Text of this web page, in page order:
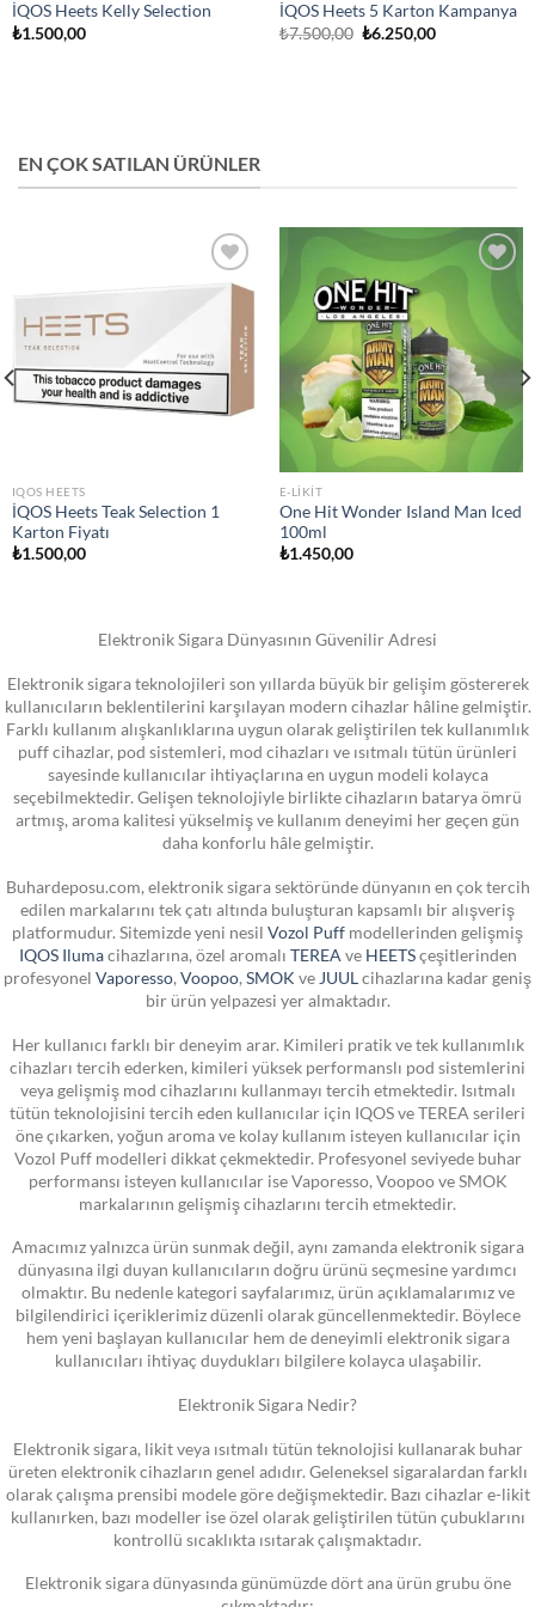
İQOS Heets Kelly Selection
₺1.500,00
İQOS Heets 5 Karton Kampanya
₺7.500,00 Orijinal
₺6.250,00Şu
EN ÇOK SATILAN ÜRÜNLER
Add to
IQOS HEETS
İQOS Heets Teak Selection 1
Karton Fiyatı
₺1.500,00
wishlist
E-LIKIT
One Hit Wonder Island Man Iced
100ml
₺1.450,00
Elektronik Sigara Dünyasının Güvenilir Adresi
Elektronik sigara teknolojileri son yıllarda büyük bir gelişim göstererek
kullanıcıların beklentilerini karşılayan modern cihazlar hâline gelmiştir.
Farklı kullanım alışkanlıklarına uygun olarak geliştirilen tek kullanımlık
puff cihazlar, pod sistemleri, mod cihazları ve ısıtmalı tütün ürünleri
sayesinde kullanıcılar ihtiyaçlarına en uygun modeli kolayca
seçebilmektedir. Gelişen teknolojiyle birlikte cihazların batarya ömrü
artmış, aroma kalitesi yükselmiş ve kullanım deneyimi her geçen gün
daha konforlu hâle gelmiştir.
Buhardeposu.com, elektronik sigara sektöründe dünyanın en çok tercih
edilen markalarını tek çatı altında buluşturan kapsamlı bir alışveriş
platformudur. Sitemizde yeni nesil Vozol Puff modellerinden gelişmiş
IQOS Ilumacihazlarına, özel aromalı TEREA ve HEETSçeşitlerinden
profesyonel Vaporesso Voopoo SMOK ve JUUL cihazlarına kadar geniş
bir ürün yelpazesi yer almaktadır.
Her kullanıcı farklı bir deneyim arar. Kimileri pratik ve tek kullanımlık
cihazları tercih ederken, kimileri yüksek performanslı pod sistemlerini
veya gelişmiş mod cihazlarını kullanmayı tercih etmektedir. Isıtmalı
tütün teknolojisini tercih eden kullanıcılar için IQOS ve TEREA serileri
öne çıkarken, yoğun aroma ve kolay kullanım isteyen kullanıcılar için
Vozol Puff modelleri dikkat çekmektedir. Profesyonel seviyede buhar
performansı isteyen kullanıcılar ise Vaporesso, Voopoo ve SMOK
markalarının gelişmiş cihazlarını tercih etmektedir.
Amacımız yalnızca ürün sunmak değil, aynı zamanda elektronik sigara
dünyasına ilgi duyan kullanıcıların doğru ürünü seçmesine yardımcı
olmaktır. Bu nedenle kategori sayfalarımız, ürün açıklamalarımız ve
bilgilendirici içeriklerimiz düzenli olarak güncellenmektedir. Böylece
hem yeni başlayan kullanıcılar hem de deneyimli elektronik sigara
kullanıcıları ihtiyaç duydukları bilgilere kolayca ulaşabilir.
Elektronik Sigara Nedir?
Elektronik sigara, likit veya ısıtmalı tütün teknolojisi kullanarak buhar
üreten elektronik cihazların genel adıdır. Geleneksel sigaralardan farklı
olarak çalışma prensibi modele göre değişmektedir. Bazı cihazlar e-likit
kullanırken, bazı modeller ise özel olarak geliştirilen tütün çubuklarını
kontrollü sıcaklıkta ısıtarak çalışmaktadır.
Elektronik sigara dünyasında günümüzde dört ana ürün grubu öne